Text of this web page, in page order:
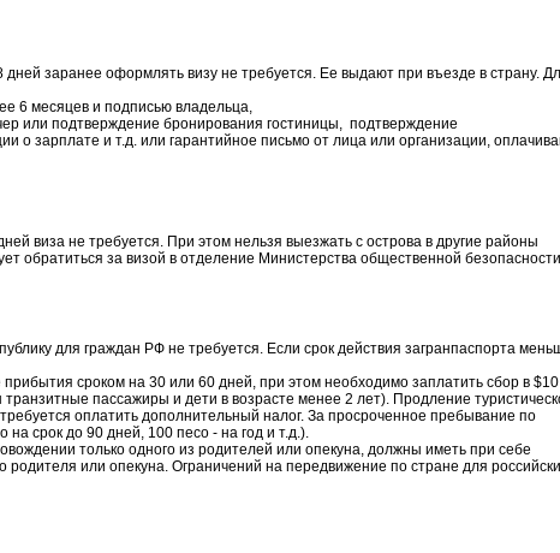
заранее оформлять визу не требуется. Ее выдают при въезде в страну.
6 месяцев и подписью владельца,
или подтверждение бронирования гостиницы, подтверждение
о зарплате и т.д. или гарантийное письмо от лица или организации,
виза не требуется. При этом нельзя выезжать с острова в другие районы
обратиться за визой в отделение Министерства общественной
для граждан РФ не требуется. Если срок действия загранпаспорта
прибытия сроком на 30 или 60 дней, при этом необходимо заплатить сбор в
пассажиры и дети в возрасте менее 2 лет). Продление
оплатить дополнительный налог. За просроченное пребывание по
срок до 90 дней, 100 песо - на год и т.д.).
только одного из родителей или опекуна, должны иметь при себе
родителя или опекуна. Ограничений на передвижение по стране для